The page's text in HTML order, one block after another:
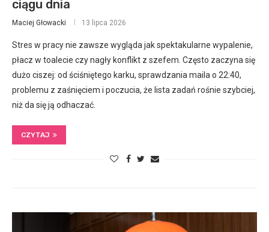
ciągu dnia
Maciej Głowacki 13 lipca 2026
Stres w pracy nie zawsze wygląda jak spektakularne wypalenie,
płacz w toalecie czy nagły konflikt z szefem. Często zaczyna się
dużo ciszej: od ściśniętego karku, sprawdzania maila o 22:40,
problemu z zaśnięciem i poczucia, że lista zadań rośnie szybciej,
niż da się ją odhaczać.
CZYTAJ